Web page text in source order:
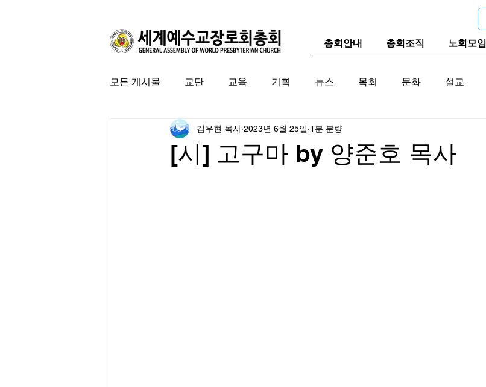
총회안내 총회조직 노회모임
모든 게시물 교단 교육 기획 뉴스 목회 문화 설교
커뮤니티 특집 미국 교계 한국 교계
[시] 고구마 by 양준호 목사
김우현 목사 2023년 6월 25일 1분 분량